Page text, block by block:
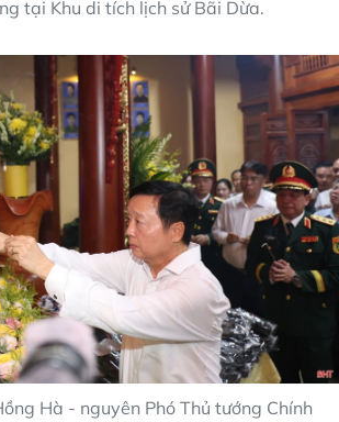
tại Khu di tích lịch sử Bãi Dừa.
Hà - nguyên Phó Thủ tướng Chính